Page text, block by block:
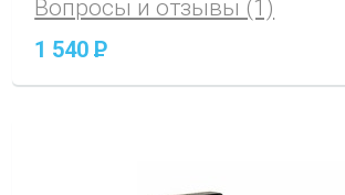
Вопросы и отзывы (1)
1 540P